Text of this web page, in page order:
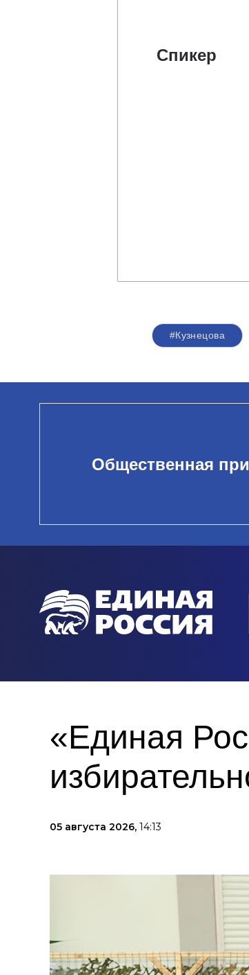
Спикер
#Кузнецова
Общественная
«Единая
05 августа 2026, 14:13